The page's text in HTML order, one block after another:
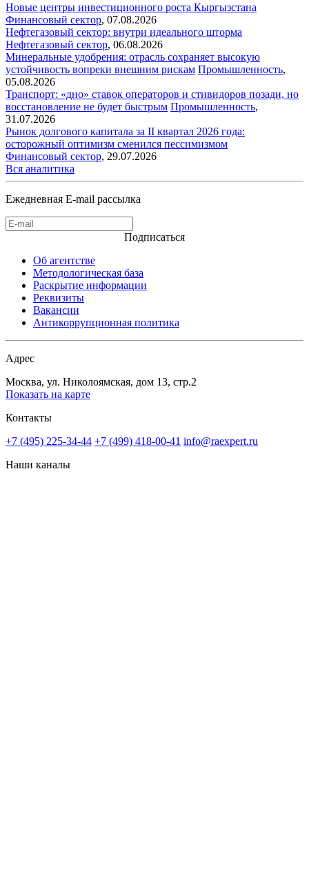
Новые центры инвестиционного роста Кыргызстана
Финансовый сектор, 07.08.2026
Нефтегазовый сектор: внутри идеального шторма
Нефтегазовый сектор, 06.08.2026
Минеральные удобрения: отрасль сохраняет высокую
устойчивость вопреки внешним рискам Промышленность,
05.08.2026
Транспорт: «дно» ставок операторов и стивидоров позади, но
восстановление не будет быстрым Промышленность,
31.07.2026
Рынок долгового капитала за II квартал 2026 года:
осторожный оптимизм сменился пессимизмом
Финансовый сектор, 29.07.2026
Вся аналитика
Ежедневная E-mail рассылка
Подписаться
Об агентстве
Методологическая база
Раскрытие информации
Реквизиты
Вакансии
Антикоррупционная политика
Адрес
Москва, ул. Николоямская, дом 13, стр.2
Показать на карте
Контакты
+7 (495) 225-34-44 +7 (499) 418-00-41 info@raexpert.ru
Наши каналы